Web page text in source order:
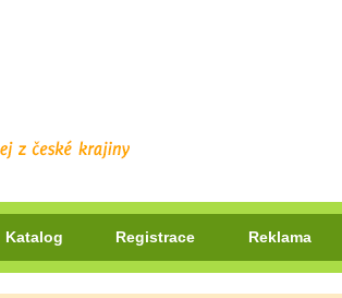
Katalog Registrace Reklama